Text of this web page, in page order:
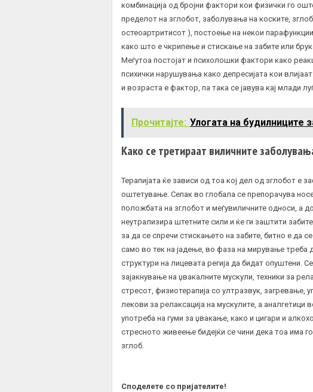
комбинација од бројни фактори кои физички го
пределот на зглобот, заболувања на коските,
остеоартритисот ), постоење на некои
како што е чкрипење и стискање на забите или
Меѓутоа постојат и психолошки фактори како
психички нарушувања како депресијата кои
и возраста е фактор, па така се јавува кај млади
Прочитајте: Улогата на будилниците
Како се третираат виличните
Терапијата ќе зависи од тоа кој дел од зглобот е
оштетување. Сепак во глобала се препорачува
положбата на зглобот и меѓувиличните односи, а
неутрализира штетните сили и ќе ги заштити
за да се спречи стискањето на забите, битно е да
само во тек на јадење, во фаза на мирување треба
структури на лицевата регија да бидат опуштени.
зајакнување на џвакалните мускули, техники за
стресот, физиотерапија со ултразвук, загревање,
лекови за релаксација на мускулите, а
употреба на гуми за џвакање, како и цигари и
стресното живеење бидејќи се чини дека тоа има
зглоб.
Споделете со пријателите!